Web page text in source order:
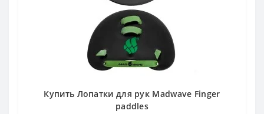
Купить Лопатки для рук Madwave Finger
paddles